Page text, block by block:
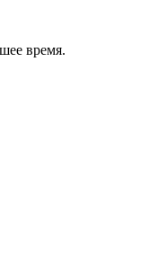
время.